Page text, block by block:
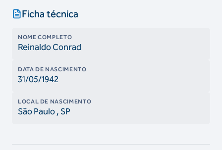
Ficha técnica
NOME COMPLETO
Reinaldo Conrad
DATA DE NASCIMENTO
31/05/1942
LOCAL DE NASCIMENTO
São Paulo, SP